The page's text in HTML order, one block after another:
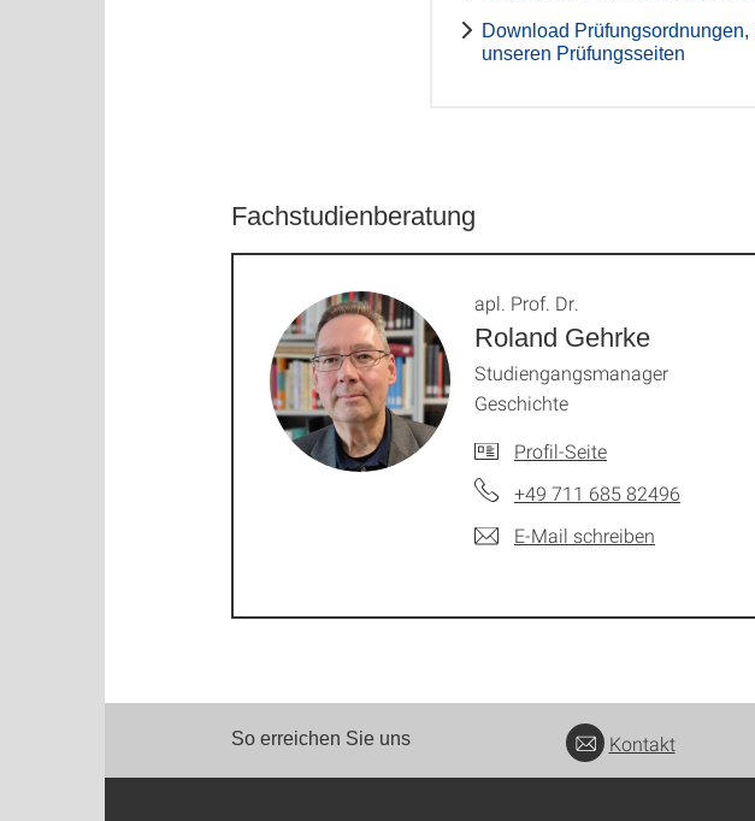
Download
unseren Prüfungsseiten
Fachstudienberatung
Roland Gehrke
apl. Prof. Dr.
Studiengangsmanager
Geschichte
Profil-Seite
+49 711 685 82496
E-Mail schreiben
So erreichen Sie uns Kontakt